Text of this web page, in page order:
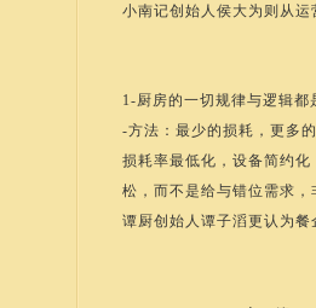
小南记创始人侯大为则从
1-厨房的一切规律与逻辑
-方法：最少的损耗，更多
损耗率最低化，设备简约
松，而不是给与错位需求
谭厨创始人谭子滔更认为